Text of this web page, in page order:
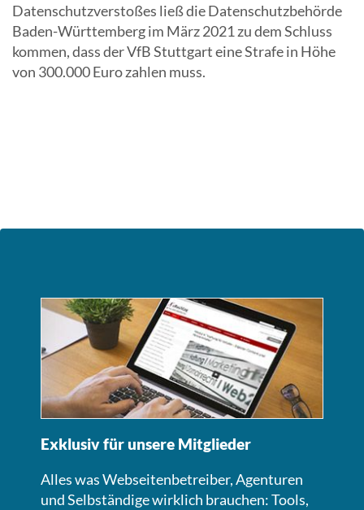
Datenschutzverstoßes ließ die Datenschutzbehörde
Baden-Württemberg im März 2021 zu dem Schluss
kommen, dass der VfB Stuttgart eine Strafe in Höhe
von 300.000 Euro zahlen muss.
Exklusiv für unsere Mitglieder
Alles was Webseitenbetreiber, Agenturen
und Selbständige wirklich brauchen: Tools,